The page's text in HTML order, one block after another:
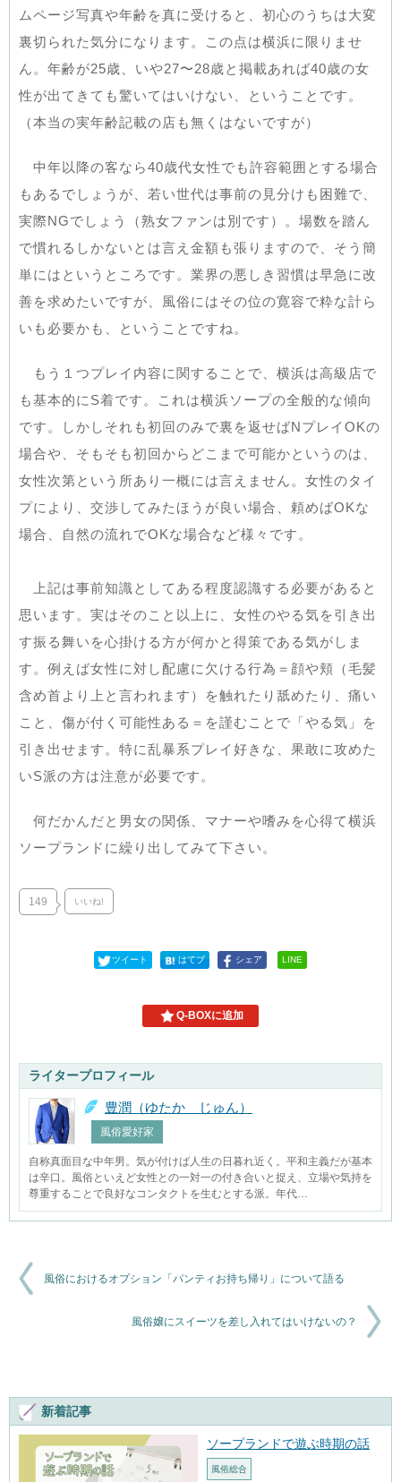
ムページ写真や年齢を真に受けると、初心のうちは大変
裏切られた気分になります。この点は横浜に限りませ
ん。年齢が25歳、いや27〜28歳と掲載あれば40歳の女
性が出てきても驚いてはいけない、ということです。
（本当の実年齢記載の店も無くはないですが）
中年以降の客なら40歳代女性でも許容範囲とする場合
もあるでしょうが、若い世代は事前の見分けも困難で、
実際NGでしょう（熟女ファンは別です）。場数を踏ん
で慣れるしかないとは言え金額も張りますので、そう簡
単にはというところです。業界の悪しき習慣は早急に改
善を求めたいですが、風俗にはその位の寛容で粋な計ら
いも必要かも、ということですね。
もう１つプレイ内容に関することで、横浜は高級店で
も基本的にS着です。これは横浜ソープの全般的な傾向
です。しかしそれも初回のみで裏を返せばNプレイOKの
場合や、そもそも初回からどこまで可能かというのは、
女性次第という所あり一概には言えません。女性のタイ
プにより、交渉してみたほうが良い場合、頼めばOKな
場合、自然の流れでOKな場合など様々です。
上記は事前知識としてある程度認識する必要があると
思います。実はそのこと以上に、女性のやる気を引き出
す振る舞いを心掛ける方が何かと得策である気がしま
す。例えば女性に対し配慮に欠ける行為＝顔や頬（毛髪
含め首より上と言われます）を触れたり舐めたり、痛い
こと、傷が付く可能性ある＝を謹むことで「やる気」を
引き出せます。特に乱暴系プレイ好きな、果敢に攻めた
いS派の方は注意が必要です。
何だかんだと男女の関係、マナーや嗜みを心得て横浜
ソープランドに繰り出してみて下さい。
149 いいね!
ツイート はてブ シェア LINE
Q-BOXに追加
ライタープロフィール
豊潤（ゆたか じゅん）
風俗愛好家
自称真面目な中年男。気が付けば人生の日暮れ近く。平和主義だが基本
は辛口。風俗といえど女性との一対一の付き合いと捉え、立場や気持を
尊重することで良好なコンタクトを生むとする派。年代…
風俗におけるオプション「パンティお持ち帰り」について語る
風俗嬢にスイーツを差し入れてはいけないの？
新着記事
ソープランドで遊ぶ時期の話
風俗総合